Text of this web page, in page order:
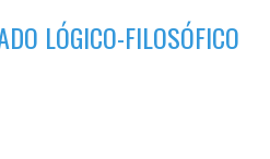
LÓGICO-FILOSÓFICO